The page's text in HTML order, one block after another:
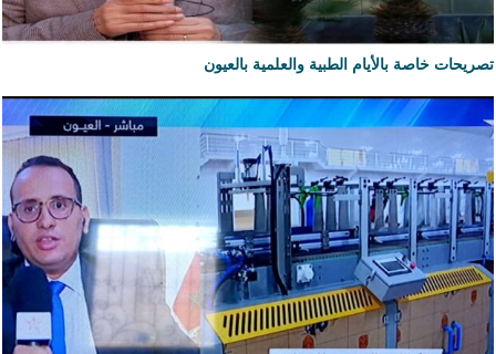
تصريحات خاصة بالأيام الطبية والعلمية بالعيون